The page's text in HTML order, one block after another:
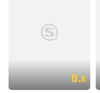
8.8